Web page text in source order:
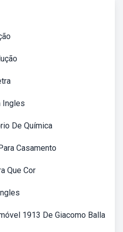
Ingles
De Química
Casamento
Que Cor
1913 De Giacomo Balla